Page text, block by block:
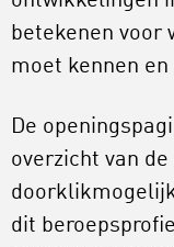
betekenen voor
moet kennen en
De
overzicht van
dit